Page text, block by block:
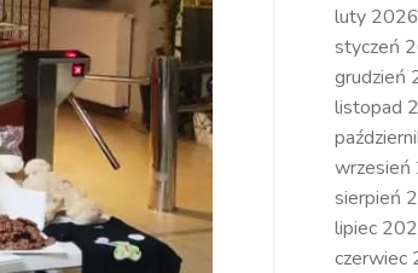
luty 2026
styczeń
grudzień
listopad
sierpień
lipiec
czerwiec